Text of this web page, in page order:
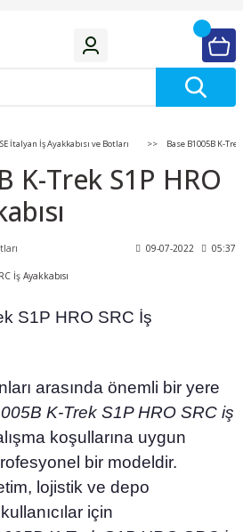
İtalyan İş Ayakkabısı ve Botları Base B1005B K-Trek
K-Trek S1P HRO
09-07-2022 05:37
S1P HRO SRC İş
arasında önemli bir yere
K-Trek S1P HRO SRC iş
koşullarına uygun
bir modeldir.
lojistik ve depo
için